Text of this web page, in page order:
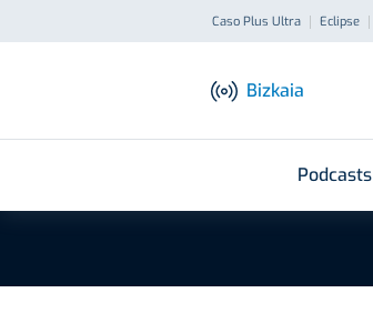
Caso Plus Ultra Eclipse
Bizkaia
Podcasts